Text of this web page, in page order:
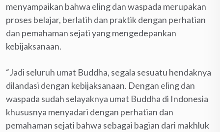
menyampaikan bahwa eling dan waspada merupakan
proses belajar, berlatih dan praktik dengan perhatian
dan pemahaman sejati yang mengedepankan
kebijaksanaan.
“Jadi seluruh umat Buddha, segala sesuatu hendaknya
dilandasi dengan kebijaksanaan. Dengan eling dan
waspada sudah selayaknya umat Buddha di Indonesia
khususnya menyadari dengan perhatian dan
pemahaman sejati bahwa sebagai bagian dari makhluk